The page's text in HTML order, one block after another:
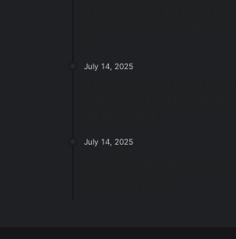
July 14, 2025
July 14, 2025